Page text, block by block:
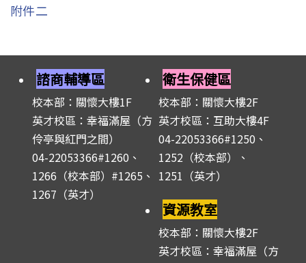
附件二
諮商輔導區
校本部：關懷大樓1F
英才校區：幸福滿屋（方
伶亭與紅門之間）
04-22053366#1260、
1266（校本部）#1265、
1267（英才）
衛生保健區
校本部：關懷大樓2F
英才校區：互助大樓4F
04-22053366#1250、
1252（校本部）、
1251（英才）
資源教室
校本部：關懷大樓2F
英才校區：幸福滿屋（方